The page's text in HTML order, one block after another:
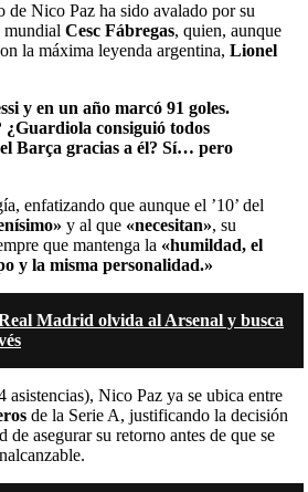
de Nico Paz ha sido avalado por su
mundial Cesc Fábregas, quien, aunque
la máxima leyenda argentina, Lionel
y en un año marcó 91 goles.
¿Guardiola consiguió todos
Barça gracias a él? Sí… pero
enfatizando que aunque el ’10’ del
y al que «necesitan», su
que mantenga la «humildad, el
y la misma personalidad.»
Madrid olvida al Arsenal y busca
asistencias), Nico Paz ya se ubica entre
de la Serie A, justificando la decisión
asegurar su retorno antes de que se